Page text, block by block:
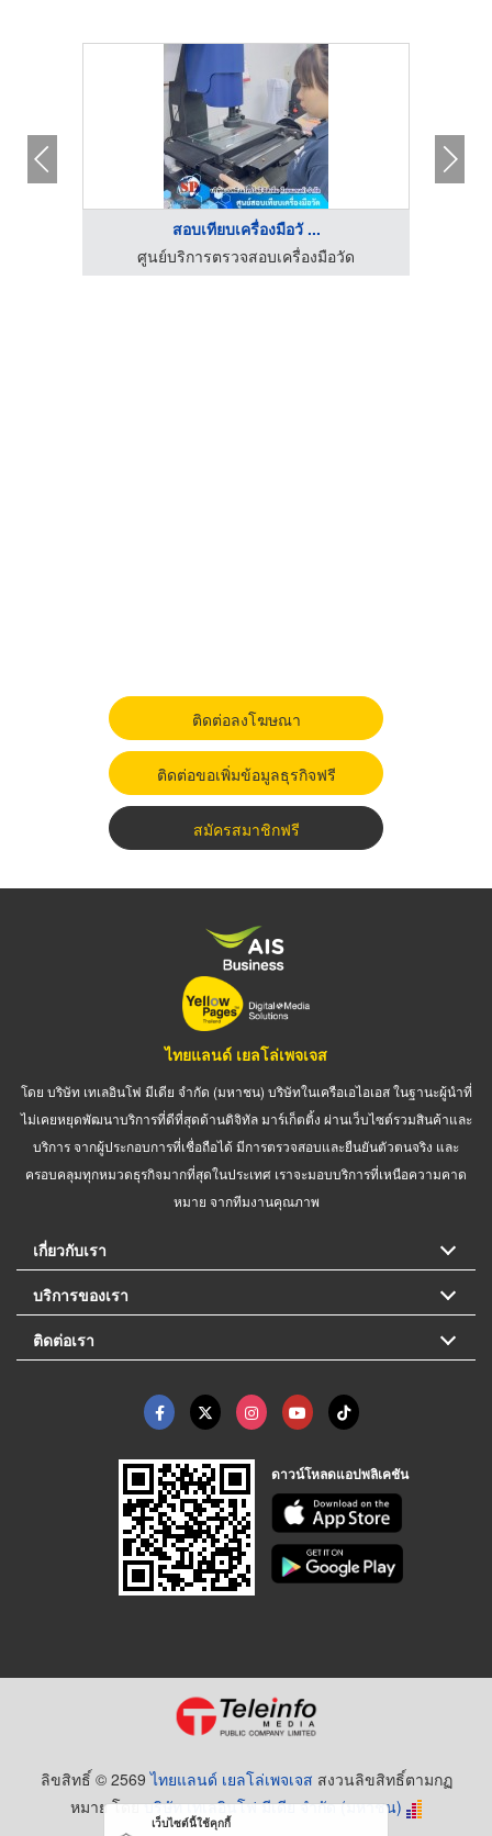
สอบเทียบเครื่องมือวั ...
ศูนย์บริการตรวจสอบเครื่องมือวัด
ติดต่อลงโฆษณา
ติดต่อขอเพิ่มข้อมูลธุรกิจฟรี
สมัครสมาชิกฟรี
ไทยแลนด์ เยลโล่เพจเจส
โดย บริษัท เทเลอินโฟ มีเดีย จำกัด (มหาชน) บริษัทในเครือเอไอเอส ในฐานะผู้นำที่
ไม่เคยหยุดพัฒนาบริการที่ดีที่สุดด้านดิจิทัล มาร์เก็ตติ้ง ผ่านเว็บไซต์รวมสินค้าและ
บริการ จากผู้ประกอบการที่เชื่อถือได้ มีการตรวจสอบและยืนยันตัวตนจริง และ
ครอบคลุมทุกหมวดธุรกิจมากที่สุดในประเทศ เราจะมอบบริการที่เหนือความคาด
หมาย จากทีมงานคุณภาพ
เกี่ยวกับเรา
บริการของเรา
ติดต่อเรา
ดาวน์โหลดแอปพลิเคชัน
ลิขสิทธิ์ © 2569ไทยแลนด์ เยลโล่เพจเจส สงวนลิขสิทธิ์ตามกฏ
หมาย โดยบริษัท เทเลอินโฟ มีเดีย จำกัด (มหาชน)
เว็บไซต์นี้ใช้คุกกี้